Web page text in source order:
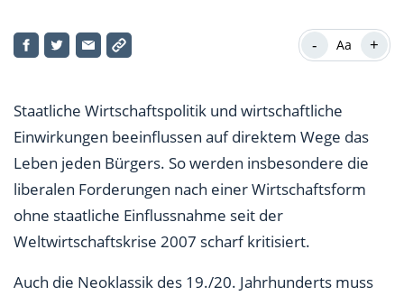
Vertreter der Neoklassik
Funktion des Staates
- Aa +
Staatliche Wirtschaftspolitik und wirtschaftliche
Einwirkungen beeinflussen auf direktem Wege das
Leben jeden Bürgers. So werden insbesondere die
liberalen Forderungen nach einer Wirtschaftsform
ohne staatliche Einflussnahme seit der
Weltwirtschaftskrise 2007 scharf kritisiert.
Auch die Neoklassik des 19./20. Jahrhunderts muss